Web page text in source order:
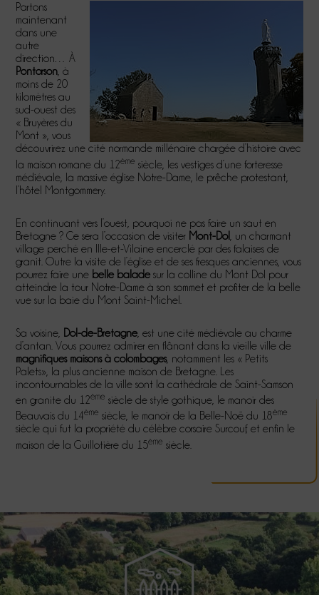
Partons
maintenant
dans une
autre
direction… À
Pontorson , à
moins de 20
kilomètres au
sud-ouest des
« Bruyères du
Mont », vous
découvrirez une cité normande millénaire chargée d’histoire avec
la maison romane du 12ème siècle, les vestiges d’une forteresse
médiévale, la massive église Notre-Dame, le prêche protestant,
l’hôtel Montgommery.
En continuant vers l’ouest, pourquoi ne pas faire un saut en
Bretagne ? Ce sera l’occasion de visiter Mont-Dol , un charmant
village perché en Ille-et-Vilaine encerclé par des falaises de
granit. Outre la visite de l’église et de ses fresques anciennes, vous
pourrez faire une belle balade sur la colline du Mont Dol pour
atteindre la tour Notre-Dame à son sommet et profiter de la belle
vue sur la baie du Mont Saint-Michel.
Sa voisine, Dol-de-Bretagne , est une cité médiévale au charme
d’antan. Vous pourrez admirer en flânant dans la vieille ville de
magnifiques maisons à colombages, notamment les « Petits
Palets», la plus ancienne maison de Bretagne. Les
incontournables de la ville sont la cathédrale de Saint-Samson
en granite du 12ème siècle de style gothique, le manoir des
Beauvais du 14ème siècle, le manoir de la Belle-Noë du 18ème
siècle qui fut la propriété du célèbre corsaire Surcouf, et enfin le
maison de la Guillotière du 15ème siècle.